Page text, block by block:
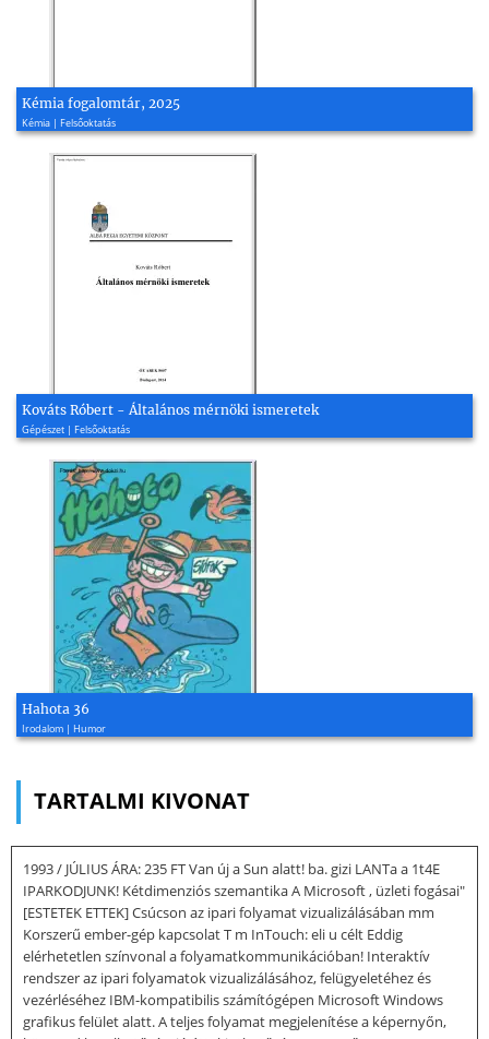
Kémia fogalomtár, 2025
Kémia | Felsőoktatás
Kováts Róbert - Általános mérnöki ismeretek
Gépészet | Felsőoktatás
Hahota 36
Irodalom | Humor
TARTALMI KIVONAT
1993 / JÚLIUS ÁRA: 235 FT Van új a Sun alatt! ba. gizi LANTa a 1t4E
IPARKODJUNK! Kétdimenziós szemantika A Microsoft , üzleti fogásai"
[ESTETEK ETTEK] Csúcson az ipari folyamat vizualizálásában mm
Korszerű ember-gép kapcsolat T m InTouch: eli u célt Eddig
elérhetetlen színvonal a folyamatkommunikációban! Interaktív
rendszer az ipari folyamatok vizualizálásához, felügyeletéhez és
vezérléséhez IBM-kompatibilis számítógépen Microsoft Windows
grafikus felület alatt. A teljes folyamat megjelenítése a képernyőn,